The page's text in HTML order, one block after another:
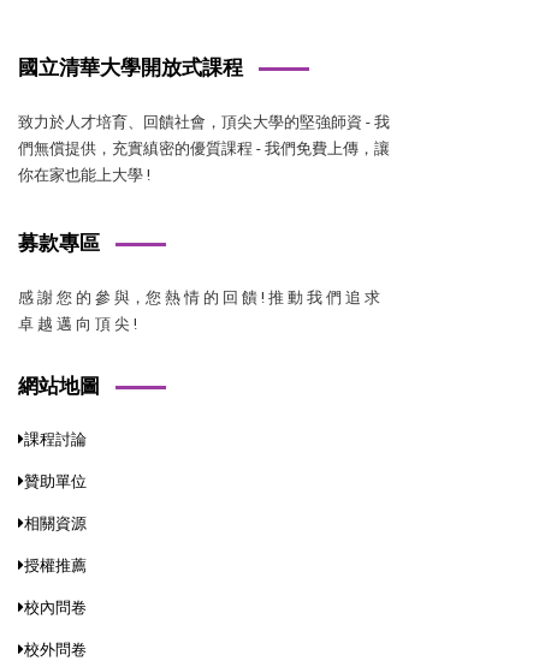
國立清華大學開放式課程
致力於人才培育、回饋社會，頂尖大學的堅強師資 - 我
們無償提供，充實縝密的優質課程 - 我們免費上傳，讓
你在家也能上大學 !
募款專區
感 謝 您 的 參 與，您 熱 情 的 回 饋 ! 推 動 我 們 追 求
卓 越 邁 向 頂 尖 !
網站地圖
課程討論
贊助單位
相關資源
授權推薦
校內問卷
校外問卷